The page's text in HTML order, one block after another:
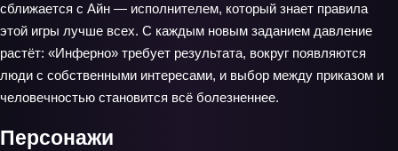
сближается с Айн — исполнителем, который знает правила
этой игры лучше всех. С каждым новым заданием давление
растёт: «Инферно» требует результата, вокруг появляются
люди с собственными интересами, и выбор между приказом и
человечностью становится всё болезненнее.
Персонажи